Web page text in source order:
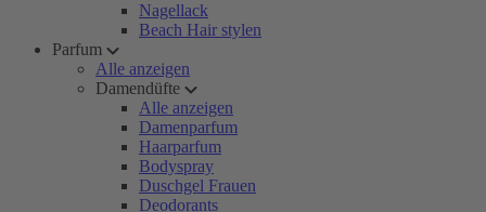
Nagellack
Beach Hair stylen
Parfum
Alle anzeigen
Damendüfte
Alle anzeigen
Damenparfum
Haarparfum
Bodyspray
Duschgel Frauen
Deodorants